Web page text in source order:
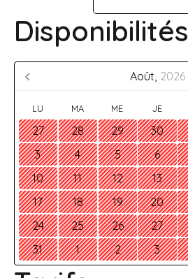
Disponibilités
Août, 2026
LU MA ME JE
27 28 29 30
3
4 5 6
10
11 12 13
17
18 19 20
24
25 26 27
31
1 2 3